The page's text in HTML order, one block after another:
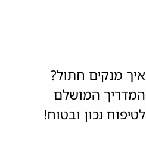
איך מנקים חתול?
המדריך המושלם
לטיפוח נכון ובטוח!